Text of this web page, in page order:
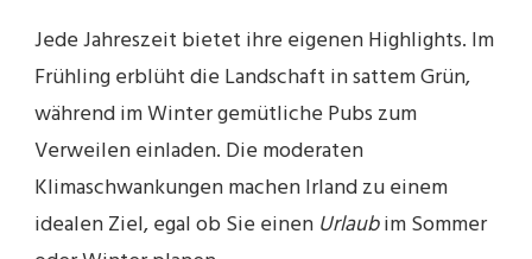
Jede Jahreszeit bietet ihre eigenen Highlights. Im
Frühling erblüht die Landschaft in sattem Grün,
während im Winter gemütliche Pubs zum
Verweilen einladen. Die moderaten
Klimaschwankungen machen Irland zu einem
idealen Ziel, egal ob Sie einen Urlaubim Sommer